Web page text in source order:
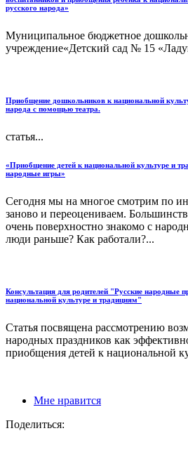
русского народа»
Муниципальное бюджетное
учреждение«Детский сад № 15
Приобщение дошкольников к национальной
народа с помощью театра.
статья...
«Приобщение детей к национальной культуре и
народные игры»
Сегодня мы на многое смотрим по
заново и переоцениваем.
очень поверхностно знакомо с
люди раньше? Как работали?...
Консультация для родителей "Русские народные
национальной культуре и традициям"
Статья посвящена рассмотрению
народных праздников как
приобщения детей к национальной
Мне нравится
Поделиться: